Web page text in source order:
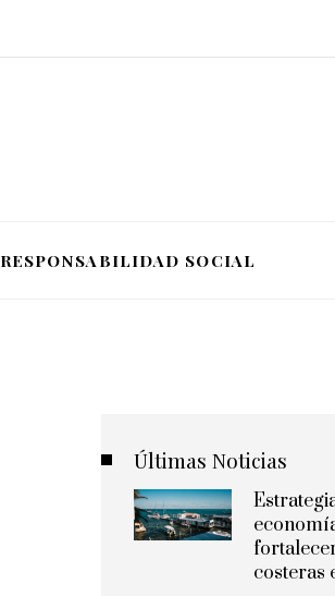
RESPONSABILIDAD SOCIAL
Últimas Noticias
costeras